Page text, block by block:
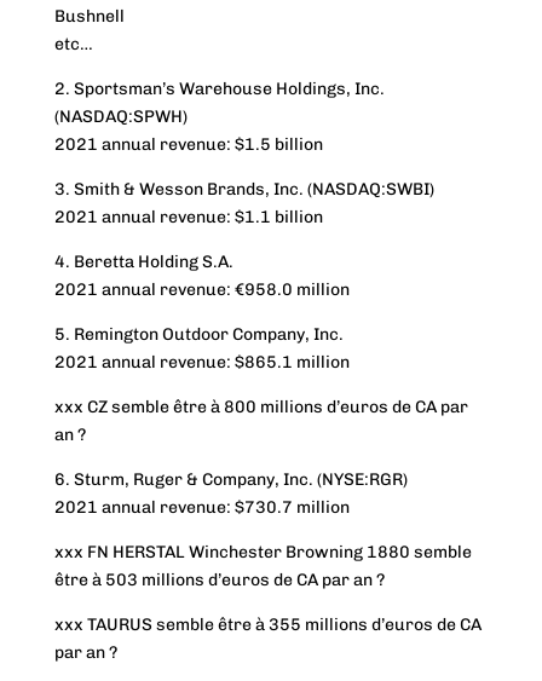
Bushnell
etc…
2. Sportsman’s Warehouse Holdings, Inc.
(NASDAQ:SPWH)
2021 annual revenue: $1.5 billion
3. Smith & Wesson Brands, Inc. (NASDAQ:SWBI)
2021 annual revenue: $1.1 billion
4. Beretta Holding S.A.
2021 annual revenue: €958.0 million
5. Remington Outdoor Company, Inc.
2021 annual revenue: $865.1 million
xxx CZ semble être à 800 millions d’euros de CA par
an ?
6. Sturm, Ruger & Company, Inc. (NYSE:RGR)
2021 annual revenue: $730.7 million
xxx FN HERSTAL Winchester Browning 1880 semble
être à 503 millions d’euros de CA par an ?
xxx TAURUS semble être à 355 millions d’euros de CA
par an ?